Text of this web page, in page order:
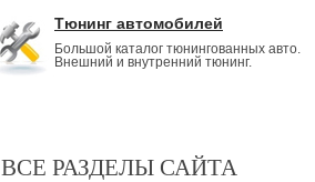
Тюнинг автомобилей
Большой каталог тюнингованных авто.
Внешний и внутренний тюнинг.
ВСЕ РАЗДЕЛЫ САЙТА